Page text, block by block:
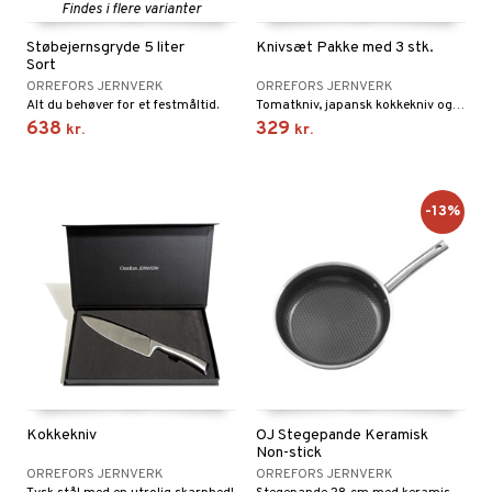
Findes i flere varianter
Støbejernsgryde 5 liter
Sort
ORREFORS JERNVERK
Alt du behøver for et festmåltid.
638 kr.
Knivsæt Pakke med 3 stk.
ORREFORS JERNVERK
Tomatkniv, japansk kokkekniv og en kokkekniv fra Orrefors Jernverk.
329 kr.
Kokkekniv
ORREFORS JERNVERK
OJ Stegepande Keramisk
Non-stick
ORREFORS JERNVERK
-13%